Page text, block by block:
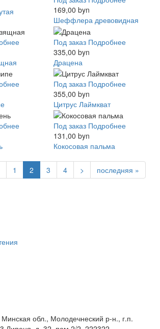
169,00 byn
Шеффлера древовидная
Под заказ Подробнее
335,00 byn
Драцена
Под заказ Подробнее
355,00 byn
Цитрус Лаймкват
Под заказ Подробнее
131,00 byn
Кокосовая пальма
1 2 3 4 > последняя »
обл., Молодечнеский р-н., г.п.